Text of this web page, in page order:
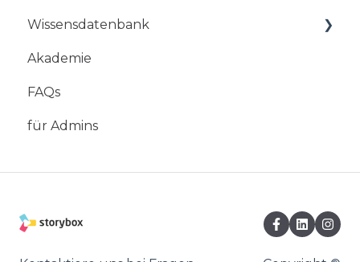
Wissensdatenbank
Mobile App
StoryBox Web-Studio
StoryBox Cloud
Akademie
FAQs
für Admins